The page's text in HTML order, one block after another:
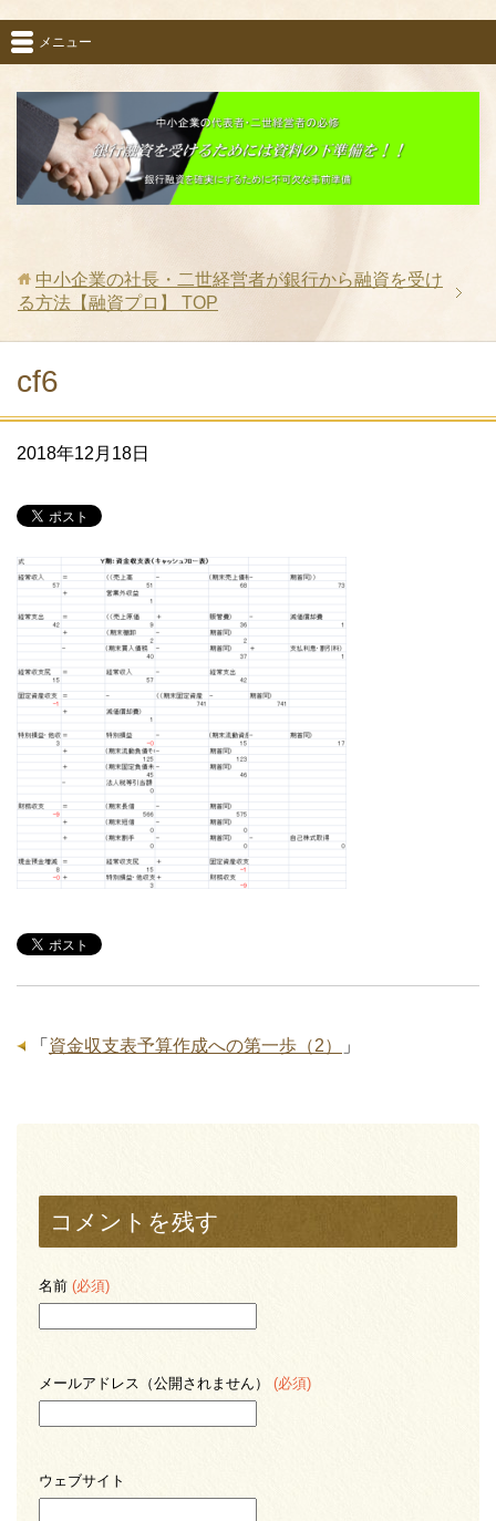
メニュー
中小企業の社長・二世経営者が銀行から融資を受け
る方法【融資プロ】
TOP
cf6
2018年12月18日
「 資金収支表予算作成への第一歩（2） 」
コメントを残す
名前 (必須)
メールアドレス（公開されません） (必須)
ウェブサイト